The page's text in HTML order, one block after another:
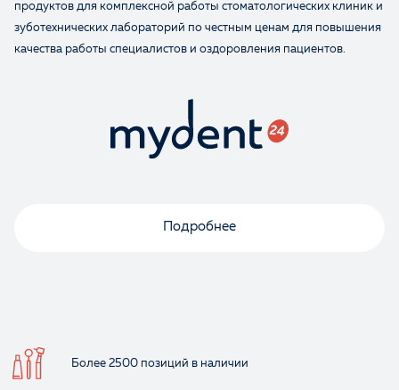
продуктов для комплексной работы стоматологических клиник и
зуботехнических лабораторий по честным ценам для повышения
качества работы специалистов и оздоровления пациентов.
Подробнее
Более 2500 позиций в наличии
Ваше имя